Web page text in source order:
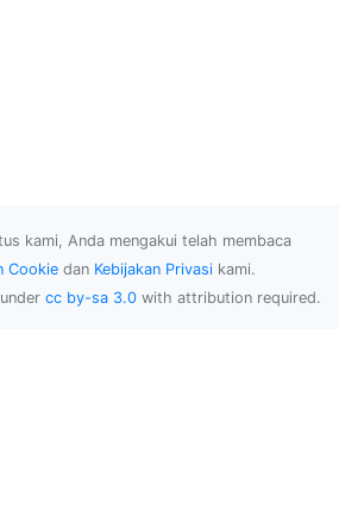
kami, Anda mengakui telah membaca
Cookie dan Kebijakan Privasi kami.
cc by-sa 3.0 with attribution required.